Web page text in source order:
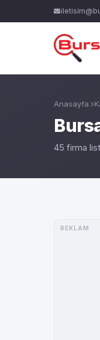
Anasayfa
45 firma